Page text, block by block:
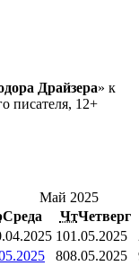
Драйзера» к
писателя, 12+
Май 2025
Среда ЧтЧетверг
101.05.2025
808.05.2025